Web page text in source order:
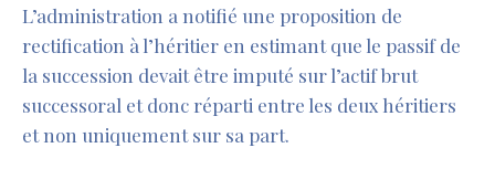
L’administration a notifié une proposition de
rectification à l’héritier en estimant que le passif de
la succession devait être imputé sur l’actif brut
successoral et donc réparti entre les deux héritiers
et non uniquement sur sa part.